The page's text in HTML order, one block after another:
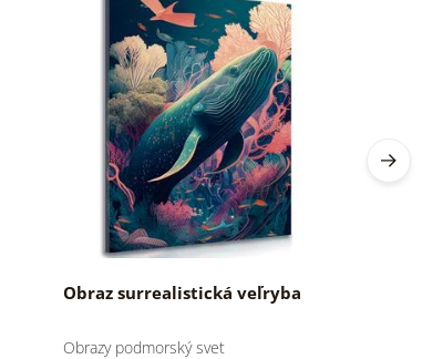
Obraz surrealistická veľryba
Obrazy podmorský svet